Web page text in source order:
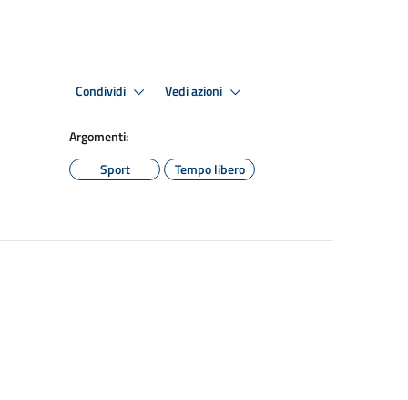
Condividi Vedi azioni
Argomenti:
Sport
Tempo libero